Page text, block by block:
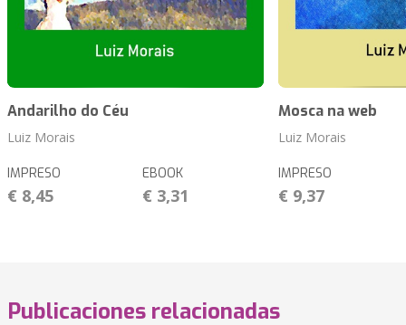
Andarilho do Céu
Luiz Morais
IMPRESO
€ 8,45
EBOOK
€ 3,31
Mosca na web
Luiz Morais
IMPRESO
€ 9,37
Publicaciones relacionadas